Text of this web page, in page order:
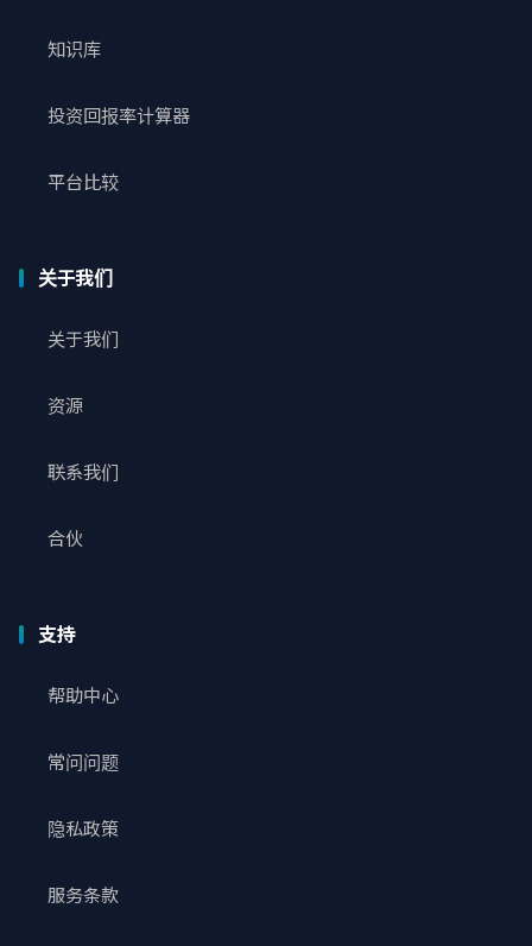
知识库
投资回报率计算器
平台比较
关于我们
关于我们
资源
联系我们
合伙
支持
帮助中心
常问问题
隐私政策
服务条款